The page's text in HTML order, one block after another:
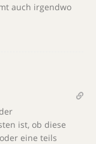
auch irgendwo
ist, ob diese
eine teils